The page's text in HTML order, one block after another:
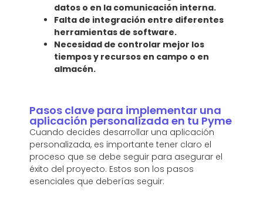
datos o en la comunicación interna.
Falta de integración entre diferentes
herramientas de software.
Necesidad de controlar mejor los
tiempos y recursos en campo o en
almacén.
Pasos clave para implementar una
aplicación personalizada en tu Pyme
Cuando decides desarrollar una aplicación
personalizada, es importante tener claro el
proceso que se debe seguir para asegurar el
éxito del proyecto. Estos son los pasos
esenciales que deberías seguir: